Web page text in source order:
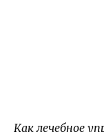
Как лечебное